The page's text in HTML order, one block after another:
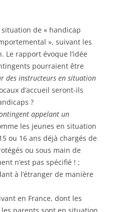
de « handicap
», suivant les
Le rapport évoque l’idée
pourraient être
des instructeurs en situation
d’accueil seront-ils
?
appelant un
les jeunes en situation
ou 16 ans déjà chargés de
ou sous main de
n’est pas spécifié ! ;
à l’étranger de manière
en France, dont les